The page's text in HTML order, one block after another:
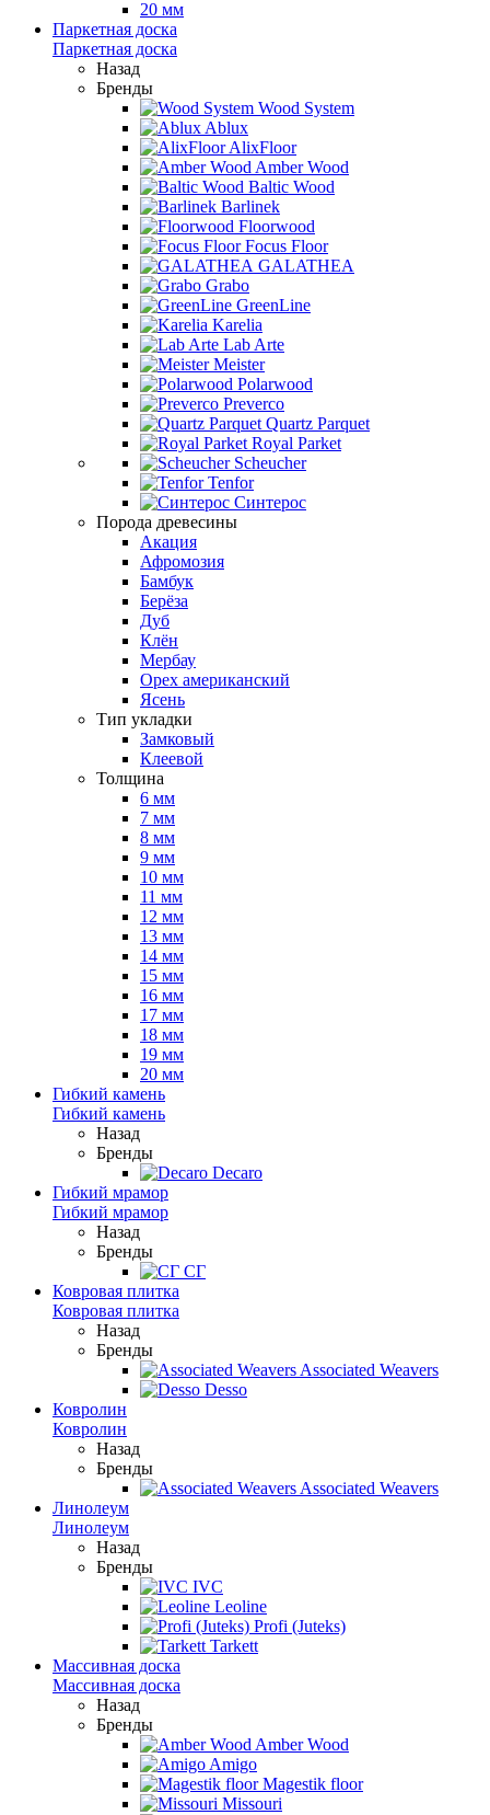
20 мм
Паркетная доска
Паркетная доска
Назад
Бренды
Wood System
Ablux
AlixFloor
Amber Wood
Baltic Wood
Barlinek
Floorwood
Focus Floor
GALATHEA
Grabo
GreenLine
Karelia
Lab Arte
Meister
Polarwood
Preverco
Quartz Parquet
Royal Parket
Scheucher
Tenfor
Синтерос
Порода древесины
Акация
Афромозия
Бамбук
Берёза
Дуб
Клён
Мербау
Орех американский
Ясень
Тип укладки
Замковый
Клеевой
Толщина
6 мм
7 мм
8 мм
9 мм
10 мм
11 мм
12 мм
13 мм
14 мм
15 мм
16 мм
17 мм
18 мм
19 мм
20 мм
Гибкий камень
Гибкий камень
Назад
Бренды
Decaro
Гибкий мрамор
Гибкий мрамор
Назад
Бренды
СГ
Ковровая плитка
Ковровая плитка
Назад
Бренды
Associated Weavers
Desso
Ковролин
Ковролин
Назад
Бренды
Associated Weavers
Линолеум
Линолеум
Назад
Бренды
IVC
Leoline
Profi (Juteks)
Tarkett
Массивная доска
Массивная доска
Назад
Бренды
Amber Wood
Amigo
Magestik floor
Missouri